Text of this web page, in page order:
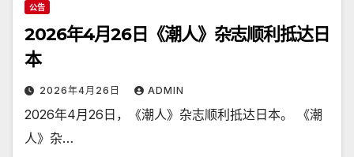
公告
2026年4月26日《潮人》杂志顺利抵达日
本
2026年4月26日 ADMIN
2026年4月26日，《潮人》杂志顺利抵达日本。 《潮
人》杂…